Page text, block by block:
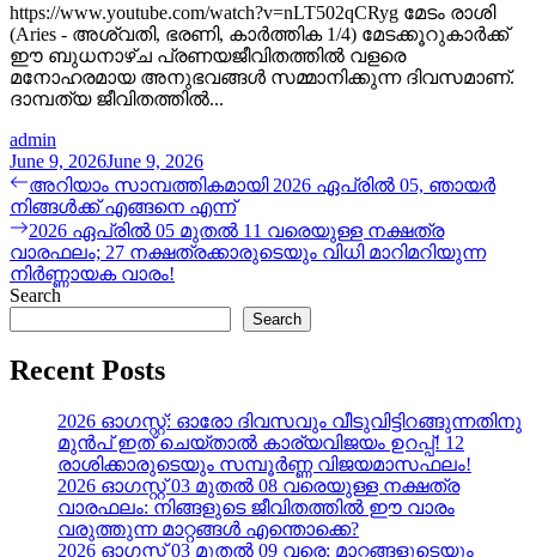
https://www.youtube.com/watch?v=nLT502qCRyg മേടം രാശി
(Aries - അശ്വതി, ഭരണി, കാർത്തിക 1/4) മേടക്കൂറുകാർക്ക്
ഈ ബുധനാഴ്ച പ്രണയജീവിതത്തിൽ വളരെ
മനോഹരമായ അനുഭവങ്ങൾ സമ്മാനിക്കുന്ന ദിവസമാണ്.
ദാമ്പത്യ ജീവിതത്തിൽ...
admin
June 9, 2026June 9, 2026
Post
navigation
Previous
post:
അറിയാം സാമ്പത്തികമായി 2026 ഏപ്രിൽ 05, ഞായർ
നിങ്ങൾക്ക് എങ്ങനെ എന്ന്
Next
post:
2026 ഏപ്രിൽ 05 മുതൽ 11 വരെയുള്ള നക്ഷത്ര
വാരഫലം; 27 നക്ഷത്രക്കാരുടെയും വിധി മാറിമറിയുന്ന
നിർണ്ണായക വാരം!
Search
Search
Recent Posts
2026 ഓഗസ്റ്റ്: ഓരോ ദിവസവും വീടുവിട്ടിറങ്ങുന്നതിനു
മുൻപ് ഇത് ചെയ്താൽ കാര്യവിജയം ഉറപ്പ്! 12
രാശിക്കാരുടെയും സമ്പൂർണ്ണ വിജയമാസഫലം!
2026 ഓഗസ്റ്റ് 03 മുതൽ 08 വരെയുള്ള നക്ഷത്ര
വാരഫലം: നിങ്ങളുടെ ജീവിതത്തിൽ ഈ വാരം
വരുത്തുന്ന മാറ്റങ്ങൾ എന്തൊക്കെ?
2026 ഓഗസ്റ്റ് 03 മുതൽ 09 വരെ: മാറ്റങ്ങളുടെയും